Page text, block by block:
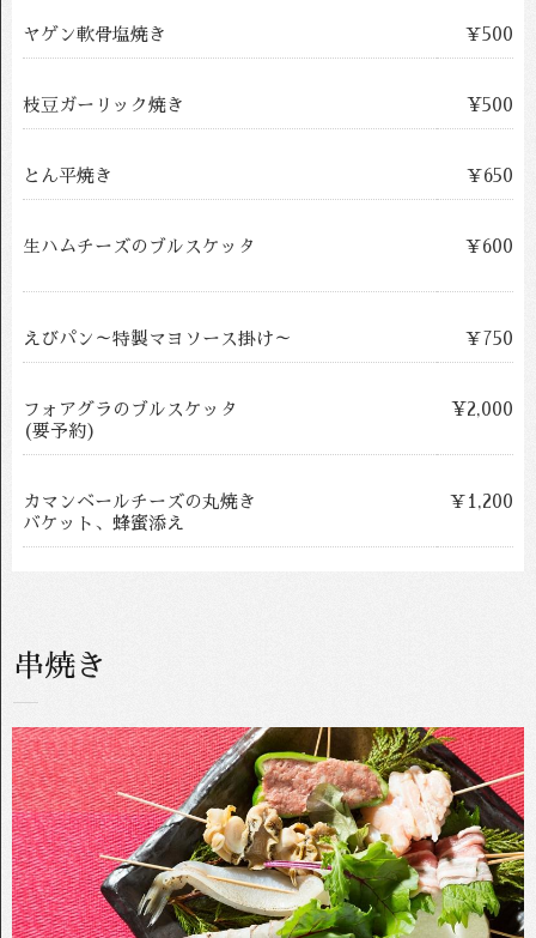
ヤゲン軟骨塩焼き ￥500
枝豆ガーリック焼き ¥500
とん平焼き ￥650
生ハムチーズのブルスケッタ ￥600
えびパン～特製マヨソース掛け～ ￥750
フォアグラのブルスケッタ
(要予約)
¥2,000
カマンベールチーズの丸焼き
バケット、蜂蜜添え
￥1,200
串焼き